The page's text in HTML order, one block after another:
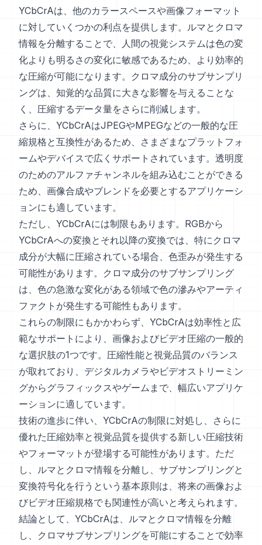
YCbCrAは、他のカラースペースや画像フォーマット
に対していくつかの利点を提供します。ルマとクロマ
情報を分離することで、人間の視覚システムは色の変
化よりも明るさの変化に敏感であるため、より効率的
な圧縮が可能になります。クロマ成分のサブサンプリ
ングは、知覚的な品質に大きな影響を与えることな
く、圧縮するデータ量をさらに削減します。
さらに、YCbCrAはJPEGやMPEGなどの一般的な圧
縮規格と互換性があるため、さまざまなプラットフォ
ームやデバイスで広くサポートされています。透明度
のためのアルファチャンネルを組み込むことができる
ため、画像合成やブレンドを必要とするアプリケーシ
ョンにも適しています。
ただし、YCbCrAには制限もあります。RGBから
YCbCrAへの変換とそれ以降の変換では、特にクロマ
成分が大幅に圧縮されている場合、色歪みが発生する
可能性があります。クロマ成分のサブサンプリング
は、色の急激な変化がある領域で色の滲みやアーティ
ファクトが発生する可能性もあります。
これらの制限にもかかわらず、YCbCrAは効率性と広
範なサポートにより、画像およびビデオ圧縮の一般的
な選択肢の1つです。圧縮性能と視覚品質のバランス
が取れており、デジタルカメラやビデオストリーミン
グからグラフィックスやゲームまで、幅広いアプリケ
ーションに適しています。
技術の進歩に伴い、YCbCrAの制限に対処し、さらに
優れた圧縮効率と視覚品質を提供する新しい圧縮技術
やフォーマットが登場する可能性があります。ただ
し、ルマとクロマ情報を分離し、サブサンプリングと
変換符号化を行うという基本原則は、将来の画像およ
びビデオ圧縮規格でも関連性が高いと考えられます。
結論として、YCbCrAは、ルマとクロマ情報を分離
し、クロマサブサンプリングを可能にすることで効率